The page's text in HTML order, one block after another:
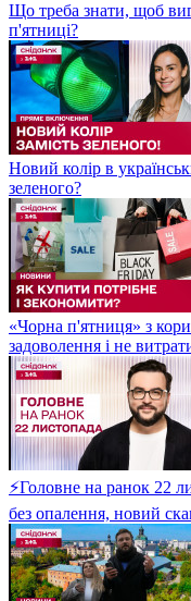
Що треба знати, щоб
п'ятниці?
Новий колір в
зеленого?
«Чорна п'ятниця» з
задоволення і не
⚡Головне на ранок 22
без опалення, новий